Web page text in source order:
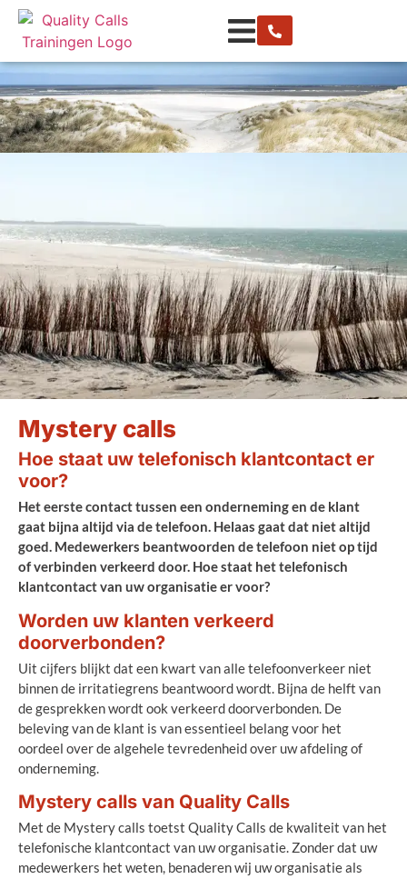
Mystery calls
Hoe staat uw telefonisch klantcontact er
voor?
Het eerste contact tussen een onderneming en de klant
gaat bijna altijd via de telefoon. Helaas gaat dat niet altijd
goed. Medewerkers beantwoorden de telefoon niet op tijd
of verbinden verkeerd door. Hoe staat het telefonisch
klantcontact van uw organisatie er voor?
Worden uw klanten verkeerd
doorverbonden?
Uit cijfers blijkt dat een kwart van alle telefoonverkeer niet
binnen de irritatiegrens beantwoord wordt. Bijna de helft van
de gesprekken wordt ook verkeerd doorverbonden. De
beleving van de klant is van essentieel belang voor het
oordeel over de algehele tevredenheid over uw afdeling of
onderneming.
Mystery calls van Quality Calls
Met de Mystery calls toetst Quality Calls de kwaliteit van het
telefonische klantcontact van uw organisatie. Zonder dat uw
medewerkers het weten, benaderen wij uw organisatie als